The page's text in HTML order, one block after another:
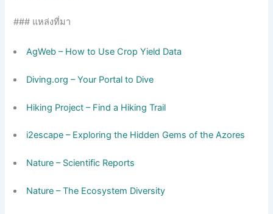
### แหล่งที่มา
AgWeb – How to Use Crop Yield Data
Diving.org – Your Portal to Dive
Hiking Project – Find a Hiking Trail
i2escape – Exploring the Hidden Gems of the Azores
Nature – Scientific Reports
Nature – The Ecosystem Diversity